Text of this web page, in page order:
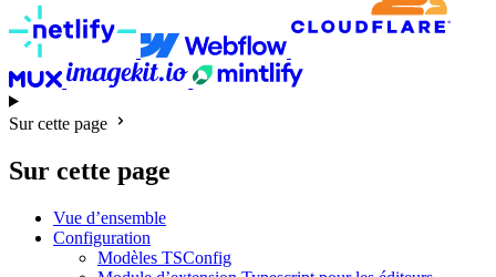
Sur cette page
Sur cette page
Vue d’ensemble
Configuration
Modèles TSConfig